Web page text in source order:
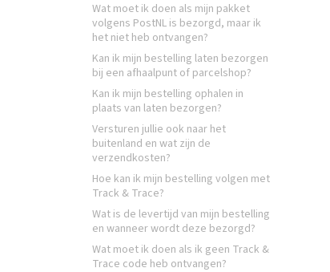
Wat moet ik doen als mijn pakket
volgens PostNL is bezorgd, maar ik
het niet heb ontvangen?
Kan ik mijn bestelling laten bezorgen
bij een afhaalpunt of parcelshop?
Kan ik mijn bestelling ophalen in
plaats van laten bezorgen?
Versturen jullie ook naar het
buitenland en wat zijn de
verzendkosten?
Hoe kan ik mijn bestelling volgen met
Track & Trace?
Wat is de levertijd van mijn bestelling
en wanneer wordt deze bezorgd?
Wat moet ik doen als ik geen Track &
Trace code heb ontvangen?